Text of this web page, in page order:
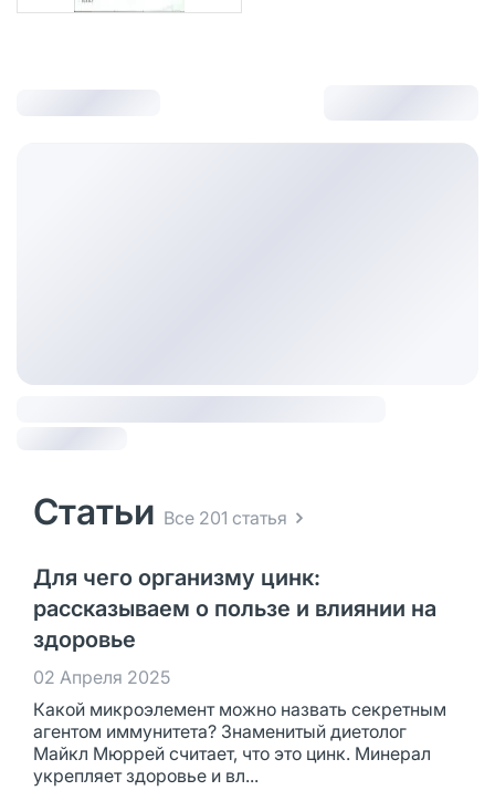
Статьи Все 201 статья
Для чего организму цинк:
рассказываем о пользе и влиянии на
здоровье
02 Апреля 2025
Какой микроэлемент можно назвать секретным
агентом иммунитета? Знаменитый диетолог
Майкл Мюррей считает, что это цинк. Минерал
укрепляет здоровье и вл...